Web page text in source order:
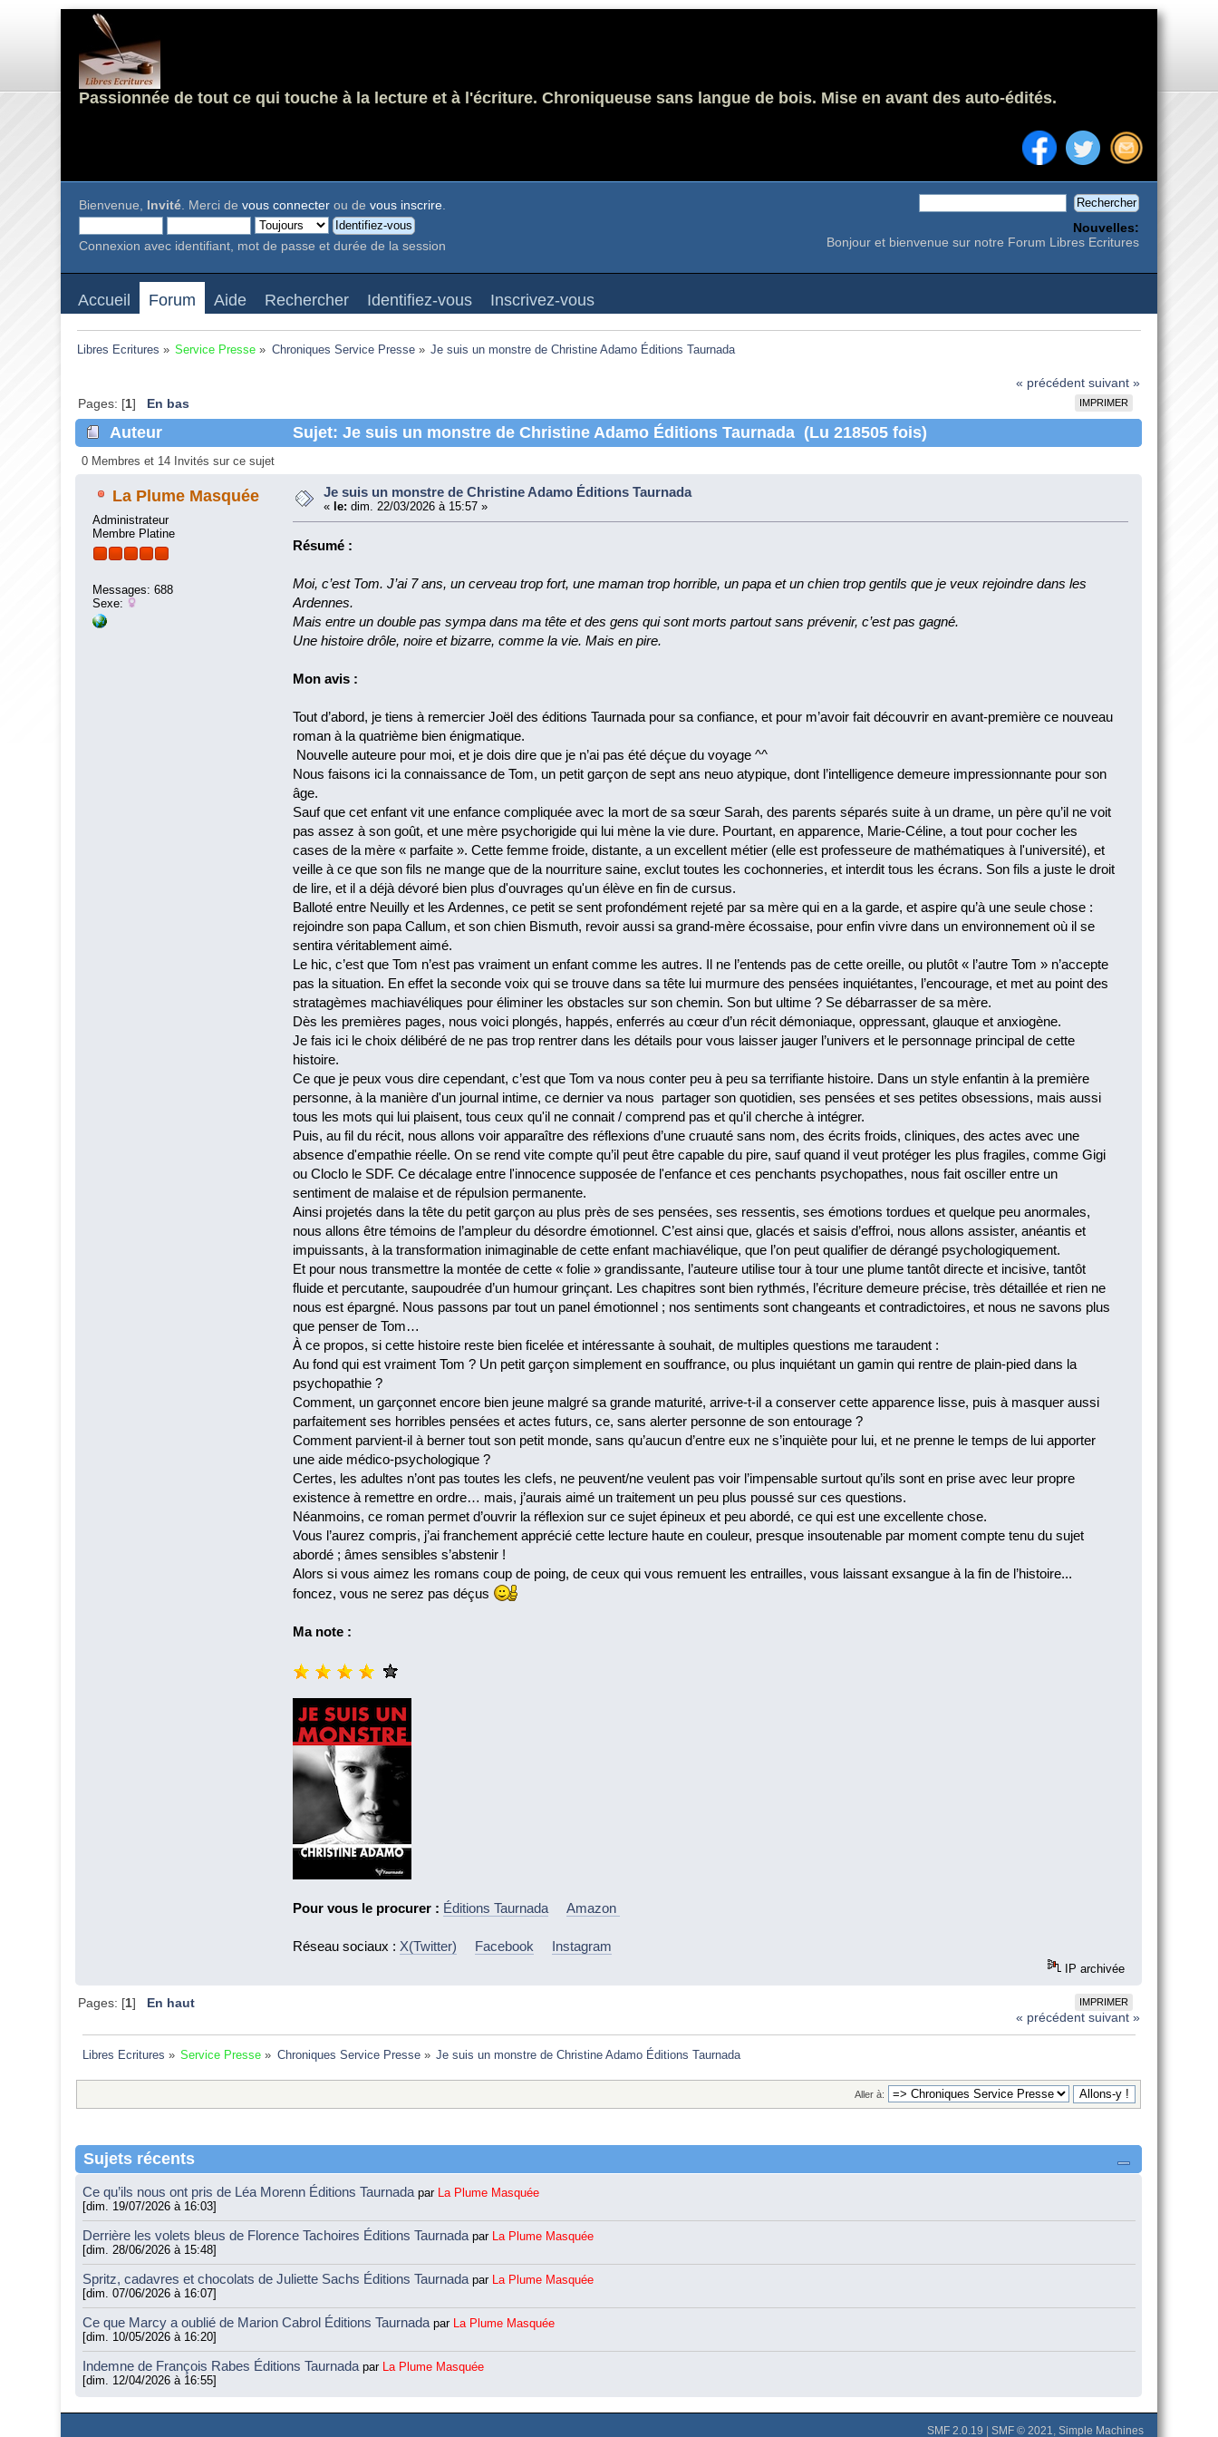
Passionnée de tout ce qui touche à la lecture et à l'écriture. Chroniqueuse sans langue de bois. Mise en avant des auto-édités.
Bienvenue, Invité. Merci devous connecter ou devous inscrire.
Connexion avec identifiant, mot de passe et durée de la session
Nouvelles:
Bonjour et bienvenue sur notre Forum Libres Ecritures
Accueil Forum Aide Rechercher Identifiez-vous Inscrivez-vous
Libres Ecritures » Service Presse » Chroniques Service Presse» Je suis un monstre de Christine Adamo Éditions Taurnada
« précédent suivant »
IMPRIMER
Pages: [1] En bas
Auteur Sujet: Je suis un monstre de Christine Adamo Éditions Taurnada (Lu 218505 fois)
0 Membres et 14 Invités sur ce sujet
La Plume Masquée
Administrateur
Membre Platine
Messages: 688
Sexe:
Je suis un monstre de Christine Adamo Éditions Taurnada
« le: dim. 22/03/2026 à 15:57 »
Résumé :
Moi, c’est Tom. J’ai 7 ans, un cerveau trop fort, une maman trop horrible, un papa et un chien trop gentils que je veux rejoindre dans les
Ardennes.
Mais entre un double pas sympa dans ma tête et des gens qui sont morts partout sans prévenir, c’est pas gagné.
Une histoire drôle, noire et bizarre, comme la vie. Mais en pire.
Mon avis :
Tout d’abord, je tiens à remercier Joël des éditions Taurnada pour sa confiance, et pour m’avoir fait découvrir en avant-première ce nouveau
roman à la quatrième bien énigmatique.
Nouvelle auteure pour moi, et je dois dire que je n’ai pas été déçue du voyage ^^
Nous faisons ici la connaissance de Tom, un petit garçon de sept ans neuo atypique, dont l’intelligence demeure impressionnante pour son
âge.
Sauf que cet enfant vit une enfance compliquée avec la mort de sa sœur Sarah, des parents séparés suite à un drame, un père qu’il ne voit
pas assez à son goût, et une mère psychorigide qui lui mène la vie dure. Pourtant, en apparence, Marie-Céline, a tout pour cocher les
cases de la mère « parfaite ». Cette femme froide, distante, a un excellent métier (elle est professeure de mathématiques à l'université), et
veille à ce que son fils ne mange que de la nourriture saine, exclut toutes les cochonneries, et interdit tous les écrans. Son fils a juste le droit
de lire, et il a déjà dévoré bien plus d'ouvrages qu'un élève en fin de cursus.
Balloté entre Neuilly et les Ardennes, ce petit se sent profondément rejeté par sa mère qui en a la garde, et aspire qu’à une seule chose :
rejoindre son papa Callum, et son chien Bismuth, revoir aussi sa grand-mère écossaise, pour enfin vivre dans un environnement où il se
sentira véritablement aimé.
Le hic, c’est que Tom n’est pas vraiment un enfant comme les autres. Il ne l’entends pas de cette oreille, ou plutôt « l’autre Tom » n’accepte
pas la situation. En effet la seconde voix qui se trouve dans sa tête lui murmure des pensées inquiétantes, l’encourage, et met au point des
stratagèmes machiavéliques pour éliminer les obstacles sur son chemin. Son but ultime ? Se débarrasser de sa mère.
Dès les premières pages, nous voici plongés, happés, enferrés au cœur d’un récit démoniaque, oppressant, glauque et anxiogène.
Je fais ici le choix délibéré de ne pas trop rentrer dans les détails pour vous laisser jauger l’univers et le personnage principal de cette
histoire.
Ce que je peux vous dire cependant, c’est que Tom va nous conter peu à peu sa terrifiante histoire. Dans un style enfantin à la première
personne, à la manière d'un journal intime, ce dernier va nous partager son quotidien, ses pensées et ses petites obsessions, mais aussi
tous les mots qui lui plaisent, tous ceux qu'il ne connait / comprend pas et qu'il cherche à intégrer.
Puis, au fil du récit, nous allons voir apparaître des réflexions d’une cruauté sans nom, des écrits froids, cliniques, des actes avec une
absence d'empathie réelle. On se rend vite compte qu’il peut être capable du pire, sauf quand il veut protéger les plus fragiles, comme Gigi
ou Cloclo le SDF. Ce décalage entre l'innocence supposée de l'enfance et ces penchants psychopathes, nous fait osciller entre un
sentiment de malaise et de répulsion permanente.
Ainsi projetés dans la tête du petit garçon au plus près de ses pensées, ses ressentis, ses émotions tordues et quelque peu anormales,
nous allons être témoins de l’ampleur du désordre émotionnel. C’est ainsi que, glacés et saisis d’effroi, nous allons assister, anéantis et
impuissants, à la transformation inimaginable de cette enfant machiavélique, que l’on peut qualifier de dérangé psychologiquement.
Et pour nous transmettre la montée de cette « folie » grandissante, l’auteure utilise tour à tour une plume tantôt directe et incisive, tantôt
fluide et percutante, saupoudrée d’un humour grinçant. Les chapitres sont bien rythmés, l’écriture demeure précise, très détaillée et rien ne
nous est épargné. Nous passons par tout un panel émotionnel ; nos sentiments sont changeants et contradictoires, et nous ne savons plus
que penser de Tom…
À ce propos, si cette histoire reste bien ficelée et intéressante à souhait, de multiples questions me taraudent :
Au fond qui est vraiment Tom ? Un petit garçon simplement en souffrance, ou plus inquiétant un gamin qui rentre de plain-pied dans la
psychopathie ?
Comment, un garçonnet encore bien jeune malgré sa grande maturité, arrive-t-il a conserver cette apparence lisse, puis à masquer aussi
parfaitement ses horribles pensées et actes futurs, ce, sans alerter personne de son entourage ?
Comment parvient-il à berner tout son petit monde, sans qu’aucun d’entre eux ne s’inquiète pour lui, et ne prenne le temps de lui apporter
une aide médico-psychologique ?
Certes, les adultes n’ont pas toutes les clefs, ne peuvent/ne veulent pas voir l’impensable surtout qu’ils sont en prise avec leur propre
existence à remettre en ordre… mais, j’aurais aimé un traitement un peu plus poussé sur ces questions.
Néanmoins, ce roman permet d’ouvrir la réflexion sur ce sujet épineux et peu abordé, ce qui est une excellente chose.
Vous l’aurez compris, j’ai franchement apprécié cette lecture haute en couleur, presque insoutenable par moment compte tenu du sujet
abordé ; âmes sensibles s’abstenir !
Alors si vous aimez les romans coup de poing, de ceux qui vous remuent les entrailles, vous laissant exsangue à la fin de l’histoire...
foncez, vous ne serez pas déçus
Ma note :
Pour vous le procurer : Éditions Taurnada Amazon
Réseau sociaux : X(Twitter) Facebook Instagram
IP archivée
IMPRIMER
Pages: [1]
En haut
« précédent suivant »
Libres Ecritures » Service Presse » Chroniques Service Presse» Je suis un monstre de Christine Adamo Éditions Taurnada
Aller à:
Sujets récents
Ce qu’ils nous ont pris de Léa Morenn Éditions Taurnada par La Plume Masquée
[dim. 19/07/2026 à 16:03]
Derrière les volets bleus de Florence Tachoires Éditions Taurnada par La Plume Masquée
[dim. 28/06/2026 à 15:48]
Spritz, cadavres et chocolats de Juliette Sachs Éditions Taurnada par La Plume Masquée
[dim. 07/06/2026 à 16:07]
Ce que Marcy a oublié de Marion Cabrol Éditions Taurnada par La Plume Masquée
[dim. 10/05/2026 à 16:20]
Indemne de François Rabes Éditions Taurnada par La Plume Masquée
[dim. 12/04/2026 à 16:55]
SMF 2.0.19 SMF © 2021, Simple Machines